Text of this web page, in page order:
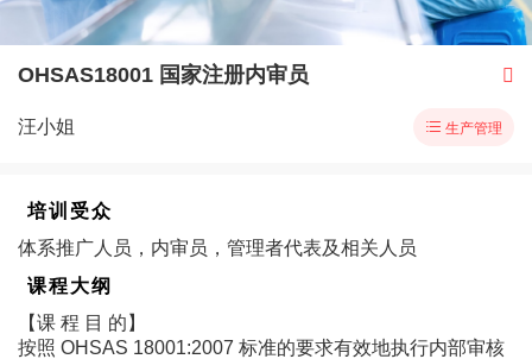
OHSAS18001 国家注册内审员 
汪小姐  生产管理
培训受众
体系推广人员，内审员，管理者代表及相关人员
课程大纲
【课 程 目 的】
按照 OHSAS 18001:2007 标准的要求有效地执行内部审核